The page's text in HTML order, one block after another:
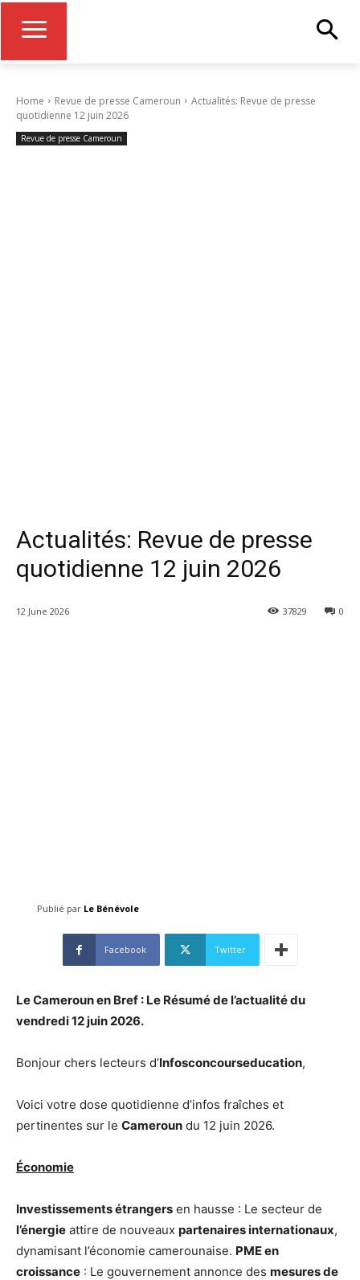
Home Revue de presse Cameroun
Actualités: Revue de presse
quotidienne 12 juin 2026
Revue de presse Cameroun
Actualités: Revue de presse
quotidienne 12 juin 2026
12 June 2026 0
37829
Publié par Le Bénévole
Facebook Twitter
Le Cameroun en Bref : Le Résumé de l’actualité du
vendredi 12 juin2026.
Bonjour chers lecteurs d’Infosconcourseducation,
Voici votre dose quotidienne d’infos fraîches et
pertinentes sur le Cameroun du 12 juin 2026.
Économie
Investissements étrangers en hausse : Le secteur de
l’énergie attire de nouveaux partenaires internationaux,
dynamisant l’économie camerounaise. PME en
croissance : Le gouvernement annonce des mesures de